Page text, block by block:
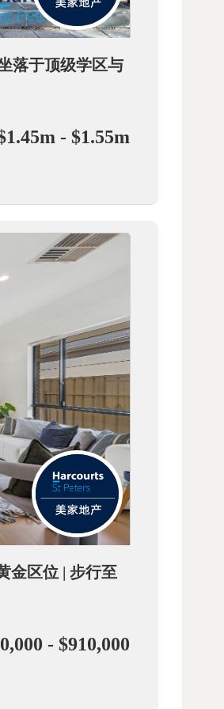
落于顶级学区与
- $1.55m
金区位 | 步行至
- $910,000